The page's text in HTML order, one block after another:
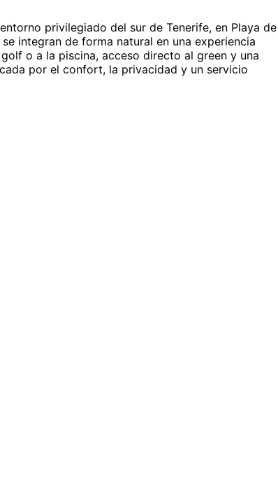
privilegiado del sur de Tenerife, en Playa de
integran de forma natural en una experiencia
o a la piscina, acceso directo al green y una
por el confort, la privacidad y un servicio